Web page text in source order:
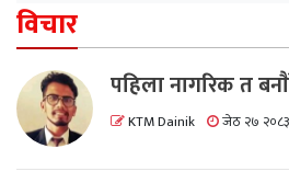
विचार
पहिला नागरिक त
KTM Dainik जेठ २७ २०८३